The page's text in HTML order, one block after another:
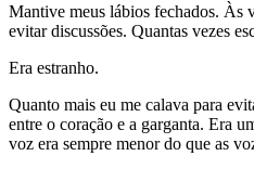
Mantive meus lábios fechados. Às
evitar discussões. Quantas vezes
Era estranho.
Quanto mais eu me calava para
entre o coração e a garganta. Era
voz era sempre menor do que as